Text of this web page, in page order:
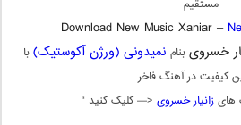
مستقیم
Download New Music Xaniar –
خسرویبنام نمیدونی (ورژن آکوستیک)با
کیفیت در آهنگ فاخر
هایزانیار خسروی <— کلیک کنید “